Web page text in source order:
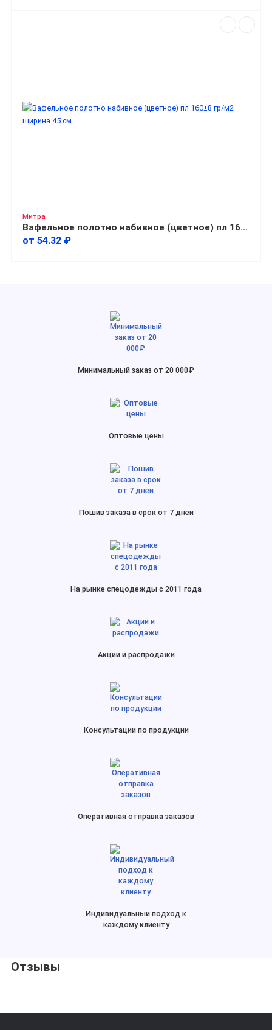
Митра
Вафельное полотно набивное (цветное) пл 160±8 гр/м2 ширина 45 см
от 54.32 ₽
Минимальный заказ от 20 000₽
Оптовые цены
Пошив заказа в срок от 7 дней
На рынке спецодежды с 2011 года
Акции и распродажи
Консультации по продукции
Оперативная отправка заказов
Индивидуальный подход к
каждому клиенту
Отзывы